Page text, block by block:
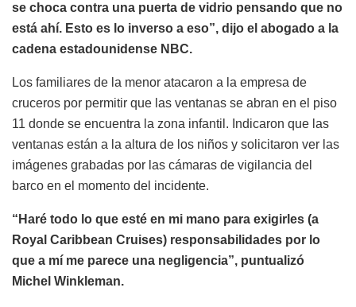
se choca contra una puerta de vidrio pensando que no
está ahí. Esto es lo inverso a eso”, dijo el abogado a la
cadena estadounidense NBC.
Los familiares de la menor atacaron a la empresa de
cruceros por permitir que las ventanas se abran en el piso
11 donde se encuentra la zona infantil. Indicaron que las
ventanas están a la altura de los niños y solicitaron ver las
imágenes grabadas por las cámaras de vigilancia del
barco en el momento del incidente.
“Haré todo lo que esté en mi mano para exigirles (a
Royal Caribbean Cruises) responsabilidades por lo
que a mí me parece una negligencia”, puntualizó
Michel Winkleman.